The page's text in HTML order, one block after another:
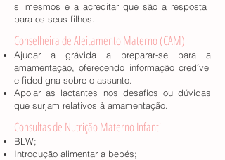
si mesmos e a acreditar que são a resposta
para os seus filhos.​
Conselheira de Aleitamento Materno (CAM)
Ajudar a grávida a preparar-se para a
amamentação, oferecendo informação credível
e fidedigna sobre o assunto.
Apoiar as lactantes nos desafios ou dúvidas
que surjam relativos à amamentação.
Consultas de Nutrição Materno Infantil
BLW;
Introdução alimentar a bebés;